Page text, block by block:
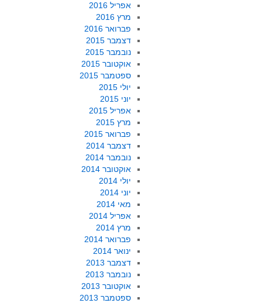
אפריל 2016
מרץ 2016
פברואר 2016
דצמבר 2015
נובמבר 2015
אוקטובר 2015
ספטמבר 2015
יולי 2015
יוני 2015
אפריל 2015
מרץ 2015
פברואר 2015
דצמבר 2014
נובמבר 2014
אוקטובר 2014
יולי 2014
יוני 2014
מאי 2014
אפריל 2014
מרץ 2014
פברואר 2014
ינואר 2014
דצמבר 2013
נובמבר 2013
אוקטובר 2013
ספטמבר 2013